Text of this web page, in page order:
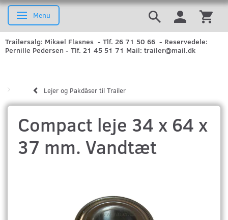
Skifte navigation
Menu
Trailersalg: Mikael Flasnes - Tlf. 26 71 50 66 - Reservedele:
Pernille Pedersen - Tlf. 21 45 51 71 Mail: trailer@mail.dk
Lejer og Pakdåser til Trailer
Compact leje 34 x 64 x
37 mm. Vandtæt